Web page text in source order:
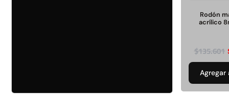
Rodón
acrílico
$135.601
Agregar
Hidráulica carga
11.790.000
Agregar al
carrito